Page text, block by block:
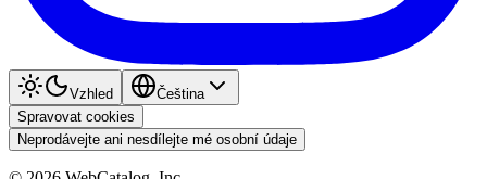
Vzhled
Čeština
Spravovat cookies
Neprodávejte ani nesdílejte mé osobní údaje